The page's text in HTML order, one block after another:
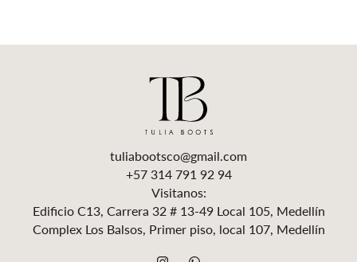
tuliabootsco@gmail.com
+57 314 791 92 94
Visitanos:
Edificio C13, Carrera 32 # 13-49 Local 105, Medellín
Complex Los Balsos, Primer piso, local 107, Medellín